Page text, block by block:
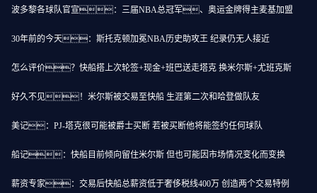
波多黎各球队官宣：三届NBA总冠军、奥运金牌得主麦基加盟
30年前的今天：斯托克顿加冕NBA历史助攻王 纪录仍无人接近
怎么评价？快船搭上次轮签+现金+班巴送走塔克 换米尔斯+尤班克斯
好久不见！米尔斯被交易至快船 生涯第二次和哈登做队友
美记：PJ-塔克很可能被爵士买断 若被买断他将能签约任何球队
船记：快船目前倾向留住米尔斯 但也可能因市场情况变化而变换
薪资专家：交易后快船总薪资低于奢侈税线400万 创造两个交易特例